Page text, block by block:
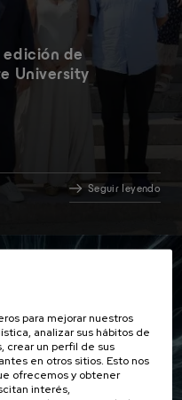
edición de
University
Seguir leyendo
para mejorar nuestros
analizar sus hábitos de
crear un perfil de sus
en otros sitios. Esto nos
ofrecemos y obtener
interés,